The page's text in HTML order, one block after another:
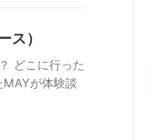
ス）
どこに行った
が体験談